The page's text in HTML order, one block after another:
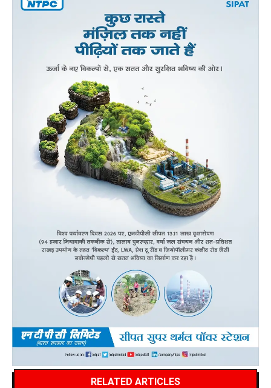
RELATED ARTICLES